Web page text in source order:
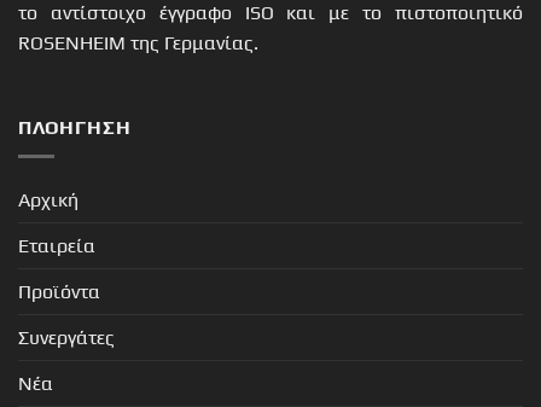
το αντίστοιχο έγγραφο ISO και με το πιστοποιητικό
ROSENHEIM της Γερμανίας.
ΠΛΟΉΓΗΣΗ
Αρχική
Εταιρεία
Προϊόντα
Συνεργάτες
Νέα